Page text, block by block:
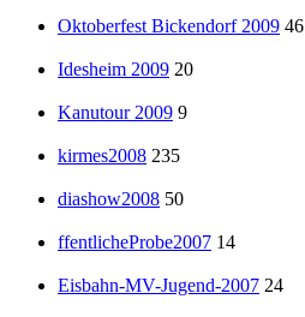
Oktoberfest Bickendorf 2009 46
Idesheim 2009 20
Kanutour 2009 9
kirmes2008 235
diashow2008 50
ffentlicheProbe2007 14
Eisbahn-MV-Jugend-2007 24